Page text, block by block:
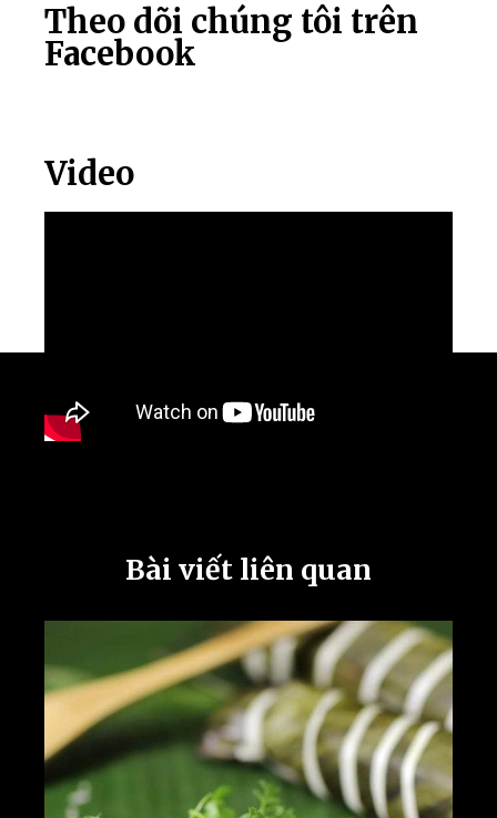
Theo dõi chúng tôi trên
Facebook
Video
Bài viết liên quan